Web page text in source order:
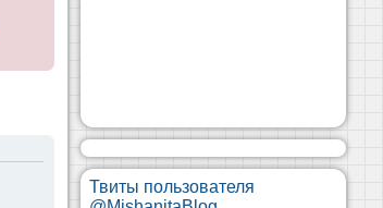
Твиты пользователя